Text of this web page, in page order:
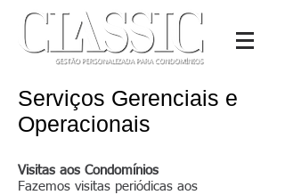
Serviços Gerenciais e
Operacionais
Visitas aos Condomínios
Fazemos visitas periódicas aos